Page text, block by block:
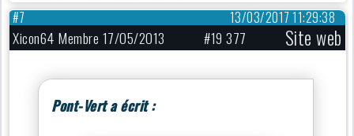
13/03/2017 11:29:38
#7
Xicon64 Membre 17/05/2013 #19 377 Site web
Pont-Vert a écrit :